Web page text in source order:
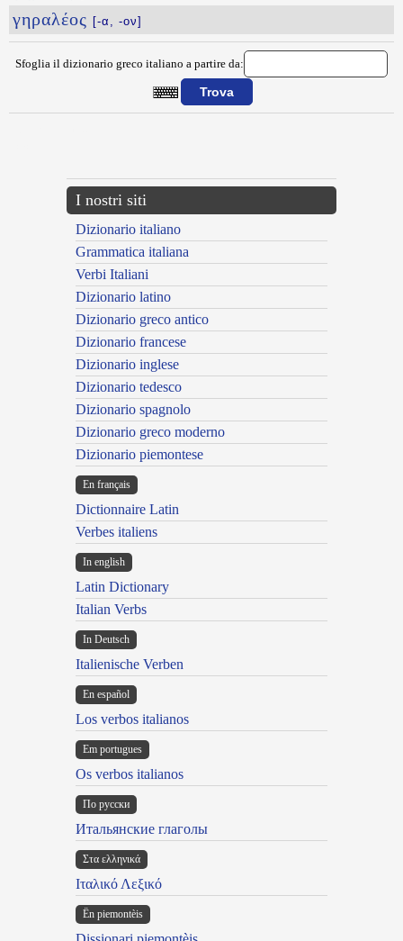
γηραλέος [-α, -ον]
Sfoglia il dizionario greco italiano a partire da:
I nostri siti
Dizionario italiano
Grammatica italiana
Verbi Italiani
Dizionario latino
Dizionario greco antico
Dizionario francese
Dizionario inglese
Dizionario tedesco
Dizionario spagnolo
Dizionario greco moderno
Dizionario piemontese
En français
Dictionnaire Latin
Verbes italiens
In english
Latin Dictionary
Italian Verbs
In Deutsch
Italienische Verben
En español
Los verbos italianos
Em portugues
Os verbos italianos
По русски
Итальянские глаголы
Στα ελληνικά
Ιταλικό Λεξικό
Ën piemontèis